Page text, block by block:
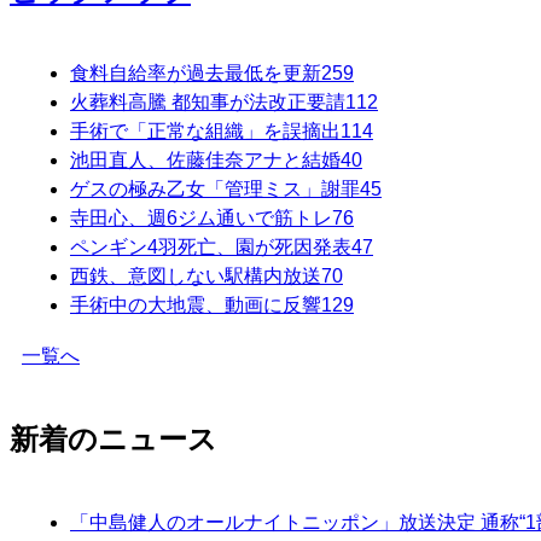
食料自給率が過去最低を更新259
火葬料高騰 都知事が法改正要請112
手術で「正常な組織」を誤摘出114
池田直人、佐藤佳奈アナと結婚40
ゲスの極み乙女「管理ミス」謝罪45
寺田心、週6ジム通いで筋トレ76
ペンギン4羽死亡、園が死因発表47
西鉄、意図しない駅構内放送70
手術中の大地震、動画に反響129
一覧へ
新着のニュース
「中島健人のオールナイトニッポン」放送決定 通称